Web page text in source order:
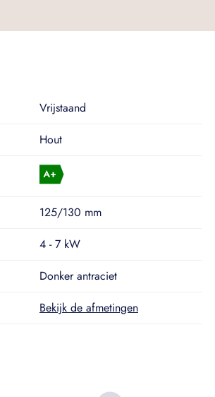
Vrijstaand
Hout
125/130 mm
4 - 7 kW
Donker antraciet
Bekijk de afmetingen